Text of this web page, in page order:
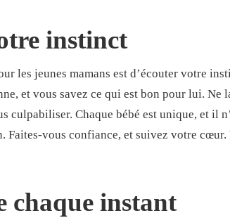
instinct
les jeunes mamans est d’écouter votre
et vous savez ce qui est bon pour lui. Ne
culpabiliser. Chaque bébé est unique, et il
Faites-vous confiance, et suivez votre
chaque instant